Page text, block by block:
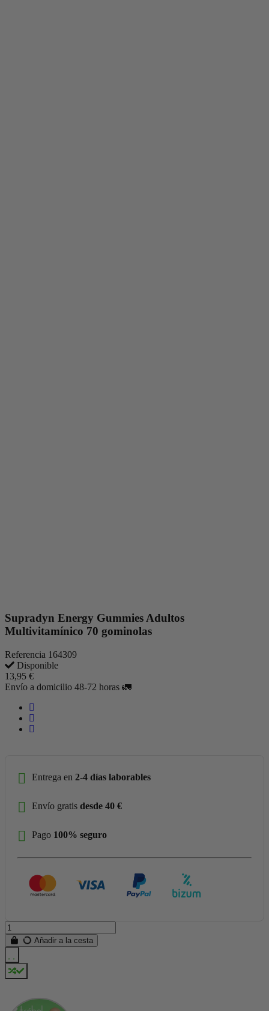
Supradyn Energy Gummies Adultos
Multivitamínico 70 gominolas
Referencia 164309
Disponible
13,95 €
Envío a domicilio 48-72 horas 🚛
Entrega en 2-4 días laborables
Envío gratis desde 40 €
Pago 100% seguro
Añadir a la cesta